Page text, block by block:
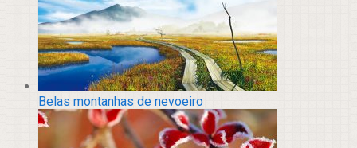
Belas montanhas de nevoeiro